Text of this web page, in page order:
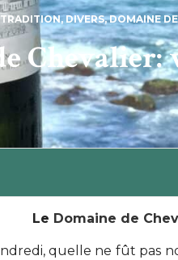
, DIVERS,DOMAINE
Chevalier:
Le Domaine de
quelle ne fût pas